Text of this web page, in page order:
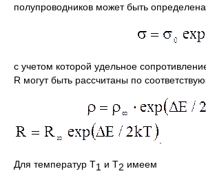
полупроводников может быть
с учетом которой удельное
R могут быть рассчитаны по
Для температур Т1 и Т2 имеем